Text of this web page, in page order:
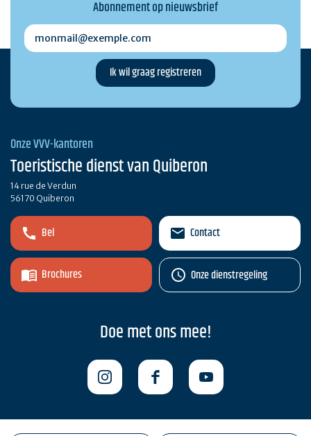
Abonnement op nieuwsbrief
monmail@exemple.com
Onze VVV-kantoren
Toeristische dienst van Quiberon
14 rue de Verdun
56170 Quiberon
Bel
Brochures
Contact
Onze dienstregeling
Doe met ons mee!